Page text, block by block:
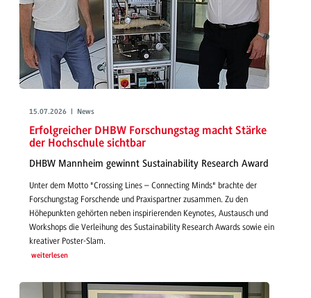
15.07.2026 | News
Erfolgreicher DHBW Forschungstag macht Stärke
der Hochschule sichtbar
DHBW Mannheim gewinnt Sustainability Research Award
Unter dem Motto "Crossing Lines – Connecting Minds" brachte der
Forschungstag Forschende und Praxispartner zusammen. Zu den
Höhepunkten gehörten neben inspirierenden Keynotes, Austausch und
Workshops die Verleihung des Sustainability Research Awards sowie ein
kreativer Poster-Slam.
weiterlesen